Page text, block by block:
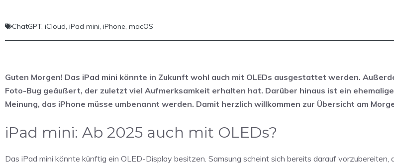
ChatGPT, iCloud iPad mini iPhone macOS
Guten Morgen! Das iPad mini könnte in Zukunft wohl auch mit OLEDs ausgestattet werden.
Foto-Bug geäußert, der zuletzt viel Aufmerksamkeit erhalten hat. Darüber hinaus ist ein
Meinung, das iPhone müsse umbenannt werden. Damit herzlich willkommen zur Übersicht am
iPad mini: Ab 2025 auch mit OLEDs?
Das iPad mini könnte künftig ein OLED-Display besitzen. Samsung scheint sich bereits darauf vorzubereiten,